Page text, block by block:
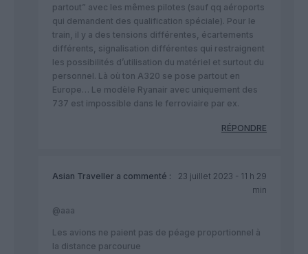
partout” avec les mêmes pilotes (sauf qq aéroports
qui demandent des qualification spéciale). Pour le
train, il y a des tensions différentes, écartements
différents, signalisation différentes qui restraignent
les possibilités d’utilisation du matériel et surtout du
personnel. Là où ton A320 se pose partout en
Europe… Le modèle Ryanair avec uniquement des
737 est impossible dans le ferroviaire par ex.
RÉPONDRE
Asian Traveller a commenté :
23 juillet 2023 - 11 h 29
min
@aaa
Les avions ne paient pas de péage proportionnel à
la distance parcourue